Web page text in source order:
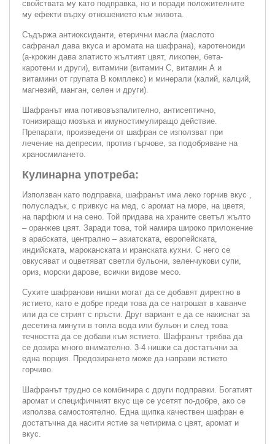
свойствата му като подправка, но и поради положителните
му ефекти върху отношението към живота.
Съдържа антиоксиданти, етерични масла (маслото
сафранал дава вкуса и аромата на шафрана), каротеноиди
(а-крокин дава златисто жълтият цвят, ликопен, бета-
каротени и други), витамини (витамин С, витамин А и
витамини от групата В комплекс) и минерали (калий, калций,
магнезий, манган, селен и други).
Шафранът има потивовъзпалително, антисептично,
тонизиращо мозъка и имуностимулиращо действие.
Препарати, произведени от шафран се използват при
лечение на депресии, против гърчове, за подобряване на
храносмилането.
Кулинарна употреба:
Използван като подправка, шафранът има леко горчив вкус ,
полусладък, с привкус на мед, с аромат на море, на цветя,
на парфюм и на сено. Той придава на храните светъл жълто
– оранжев цвят. Заради това, той намира широко приложение
в арабската, централно – азиатската, европейската,
индийската, мароканската и иранската кухни. С него се
овкусяват и оцветяват светли бульони, зеленчукови супи,
ориз, морски дарове, всички видове месо.
Сухите шафранови нишки могат да се добавят директно в
ястието, като е добре преди това да се натрошат в хаванче
или да се стрият с пръсти. Друг вариант е да се накиснат за
десетина минути в топла вода или бульон и след това
течността да се добави към ястието. Шафранът трябва да
се дозира много внимателно. 3-4 нишки са достатъчни за
една порция. Предозирането може да направи ястието
горчиво.
Шафранът трудно се комбинира с други подправки. Богатият
аромат и специфичният вкус ще се усетят по-добре, ако се
използва самостоятелно. Една щипка качествен шафран е
достатъчна да насити ястие за четирима с цвят, аромат и
вкус.